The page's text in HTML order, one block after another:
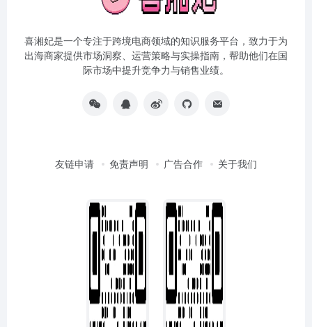
喜湘妃是一个专注于跨境电商领域的知识服务平台，致力于为
出海商家提供市场洞察、运营策略与实操指南，帮助他们在国
际市场中提升竞争力与销售业绩。
友链申请 免责声明 广告合作 关于我们